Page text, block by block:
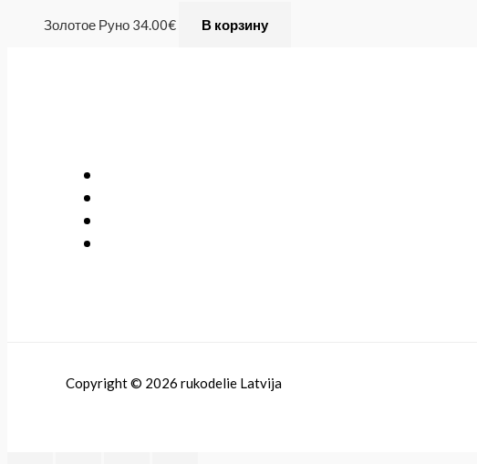
Золотое Руно 34.00€ В корзину
Copyright © 2026 rukodelie Latvija